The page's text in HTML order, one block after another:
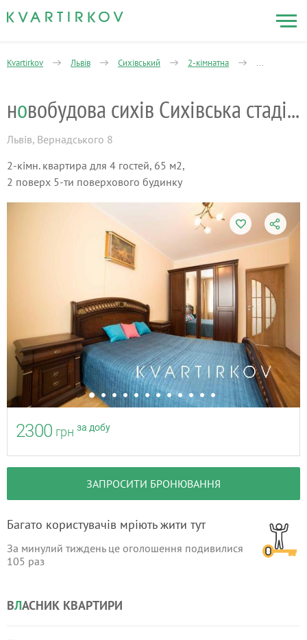
Kvartirkov Львів Cихівський 2-кімнатна новобудова
но вобудова сихів Сихівська стадіон арена
Львів, Вернадського 8
2-кімн. квартира для 4 гостей, 65 м2,
2 поверх 5-ти поверхового будинку
2300 грн за добу
ЗАПРОСИТИ БРОНЮВАННЯ
Багато користувачів мріють жити тут
За минулий тиждень це оголошення подивилися
105 раз
ВЛАСНИК КВАРТИРИ